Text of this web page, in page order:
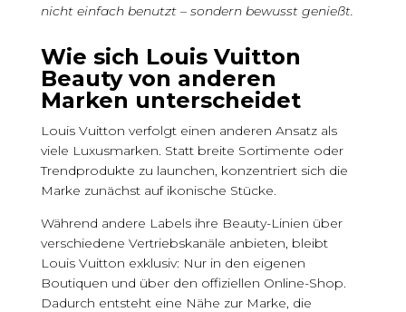
nicht einfach benutzt – sondern bewusst genießt.
Wie sich Louis Vuitton
Beauty von anderen
Marken unterscheidet
Louis Vuitton verfolgt einen anderen Ansatz als
viele Luxusmarken. Statt breite Sortimente oder
Trendprodukte zu launchen, konzentriert sich die
Marke zunächst auf ikonische Stücke.
Während andere Labels ihre Beauty-Linien über
verschiedene Vertriebskanäle anbieten, bleibt
Louis Vuitton exklusiv: Nur in den eigenen
Boutiquen und über den offiziellen Online-Shop.
Dadurch entsteht eine Nähe zur Marke, die